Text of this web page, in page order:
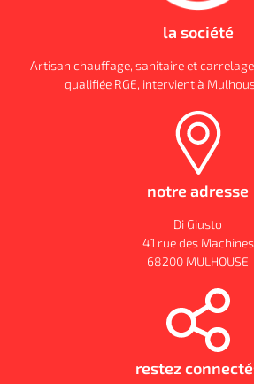
la société
Artisan chauffage, sanitaire et
qualifiée RGE, intervient à
notre adresse
Di Giusto
41 rue des Machines
68200 MULHOUSE
restez